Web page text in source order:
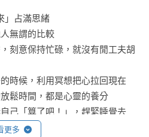
每個人必經也最不願觸及的話
境，帶我體會原來年老的生活有
知不覺也跟著想好了。」
長
」占滿思緒
無謂的比較
刻意保持忙碌，就沒有閒工夫胡
時候，利用冥想把心拉回現在
鬆時間，都是心靈的養分
己「算了吧！」，趕緊睡覺去
的人生與自己的人生本來就不一
更多